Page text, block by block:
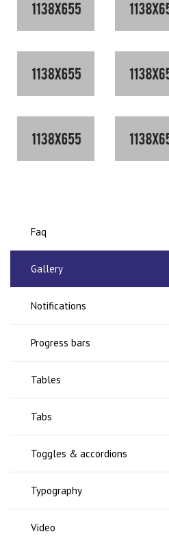
Faq
Gallery
Notifications
Progress bars
Tables
Tabs
Toggles & accordions
Typography
Video